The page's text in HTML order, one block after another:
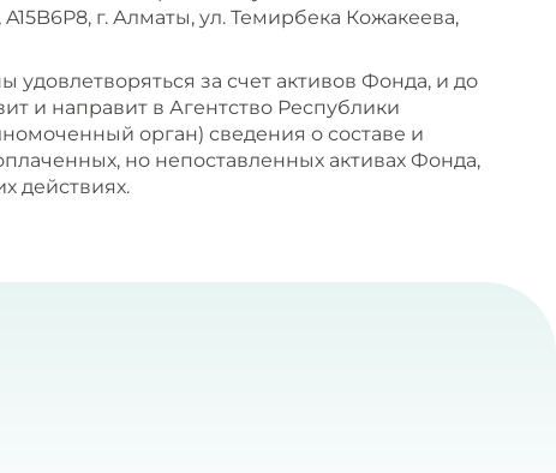
г. Алматы, ул. Темирбека Кожакеева,
за счет активов Фонда, и до
и направит в Агентство Республики
орган) сведения о составе и
но непоставленных активах Фонда,
действиях.